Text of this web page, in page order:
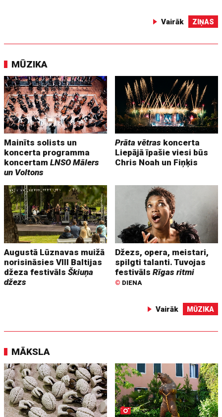
Vairāk ZIŅAS
MŪZIKA
Mainīts solists un
koncerta programma
koncertamLNSO Mālers
un Voltons
Prāta vētras koncerta
Liepājā īpašie viesi būs
Chris Noah un Fiņķis
Augustā Lūznavas muižā
norisināsies VIII Baltijas
džeza festivālsŠkiuņa
džezs
Džezs, opera, meistari,
spilgti talanti. Tuvojas
festivālsRīgas ritmi
© DIENA
Vairāk MŪZIKA
MĀKSLA